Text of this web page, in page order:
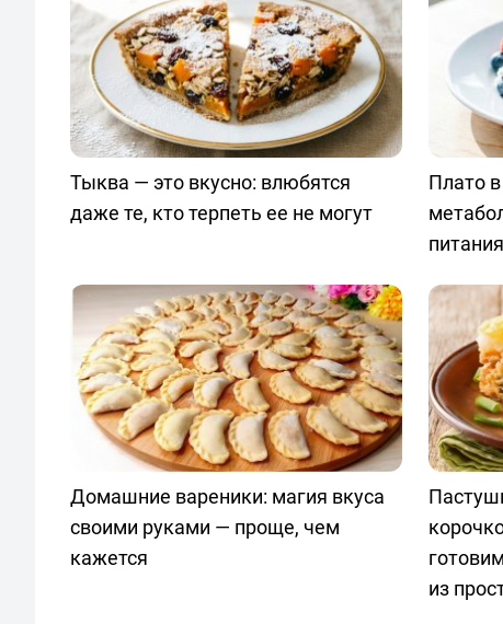
Тыква — это вкусно: влюбятся
даже те, кто терпеть ее не могут
Плато
питания
Домашние вареники: магия вкуса
своими руками — проще, чем
кажется
из